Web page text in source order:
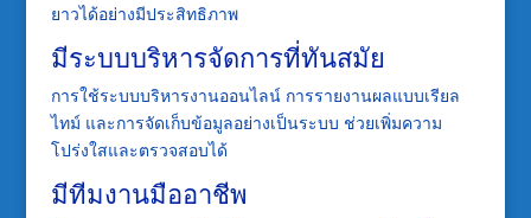
ยาวได้อย่างมีประสิทธิภาพ
มีระบบบริหารจัดการที่ทันสมัย
การใช้ระบบบริหารงานออนไลน์ การรายงานผลแบบเรียล
ไทม์ และการจัดเก็บข้อมูลอย่างเป็นระบบ ช่วยเพิ่มความ
โปร่งใสและตรวจสอบได้
มีทีมงานมืออาชีพ